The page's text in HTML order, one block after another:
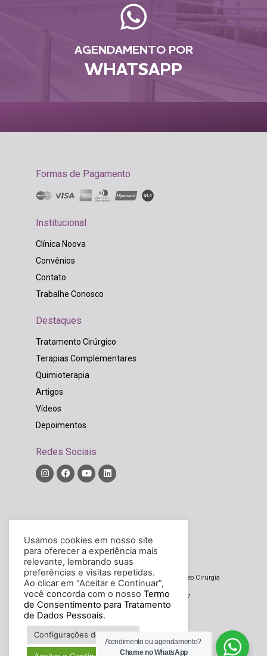
AGENDAMENTO POR
WHATSAPP
Formas de Pagamento
Institucional
Clínica Noova
Convênios
Contato
Trabalhe Conosco
Destaques
Tratamento Cirúrgico
Terapias Complementares
Quimioterapia
Artigos
Vídeos
Depoimentos
Redes Sociais
Rodrigo Widholzer Bordinhão
CRM/SC – 14326
Noova – Núcleo de Oncologia, Oncocirurgia e Video Cirurgia
Avançada Ltda
CNPJ/MF sob o n. 20.033.934/0001-37
Desenvolvido por
agmidia.com
Usamos cookies em nosso site
para oferecer a experiência mais
relevante, lembrando suas
preferências e visitas repetidas.
Ao clicar em “Aceitar e Continuar”,
você concorda com o nosso Termo
de Consentimento para Tratamento
de Dados Pessoais.
Configurações de Cookies
Atendimento ou agendamento?
Chame no WhatsApp